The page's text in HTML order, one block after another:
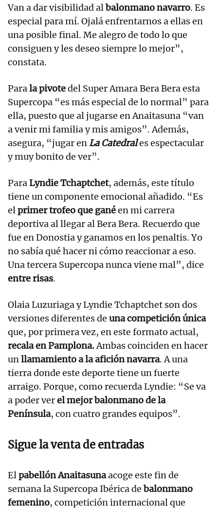
Van a dar visibilidad albalonmano navarro. Es
especial para mí. Ojalá enfrentarnos a ellas en
una posible final. Me alegro de todo lo que
consiguen y les deseo siempre lo mejor”,
constata.
Parala pivotedel Super Amara Bera Bera esta
Supercopa “es más especial de lo normal” para
ella, puesto que al jugarse en Anaitasuna “van
a venir mi familia y mis amigos”. Además,
asegura, “jugar enLa Catedrales espectacular
y muy bonito de ver”.
ParaLyndie Tchaptchet, además, este título
tiene un componente emocional añadido. “Es
elprimer trofeo que ganéen mi carrera
deportiva al llegar al Bera Bera. Recuerdo que
fue en Donostia y ganamos en los penaltis. Yo
no sabía qué hacer ni cómo reaccionar a eso.
Una tercera Supercopa nunca viene mal”, dice
entre risas.
Olaia Luzuriaga y Lyndie Tchaptchet son dos
versiones diferentes de una competición única
que, por primera vez, en este formato actual,
recala en Pamplona.Ambas coinciden en hacer
unllamamiento a la afición navarra. A una
tierra donde este deporte tiene un fuerte
arraigo. Porque, como recuerda Lyndie: “Se va
a poder verel mejor balonmano de la
Península, con cuatro grandes equipos”.
Sigue la venta de entradas
Elpabellón Anaitasunaacoge este fin de
semana la Supercopa Ibérica de balonmano
femenino, competición internacional que